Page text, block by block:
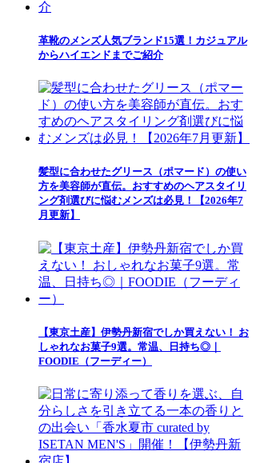
革靴のメンズ人気ブランド15選！カジュアル
からハイエンドまでご紹介
髪型に合わせたグリース（ポマード）の使い
方を美容師が直伝。おすすめのヘアスタイリ
ング剤選びに悩むメンズは必見！【2026年7
月更新】
【東京土産】伊勢丹新宿でしか買えない！ お
しゃれなお菓子9選。常温、日持ち◎｜
FOODIE（フーディー）